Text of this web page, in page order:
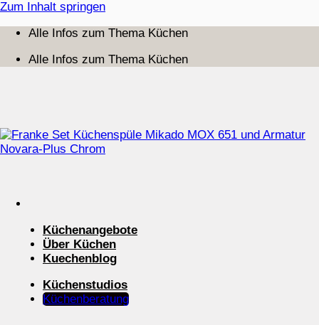
Zum Inhalt springen
Alle Infos zum Thema Küchen
Alle Infos zum Thema Küchen
Küchenangebote
Über Küchen
Kuechenblog
Küchenstudios
Küchenberatung